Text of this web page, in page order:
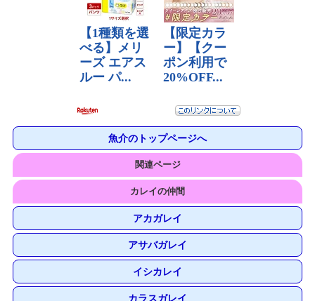
魚介のトップページへ
関連ページ
カレイの仲間
アカガレイ
アサバガレイ
イシカレイ
カラスガレイ